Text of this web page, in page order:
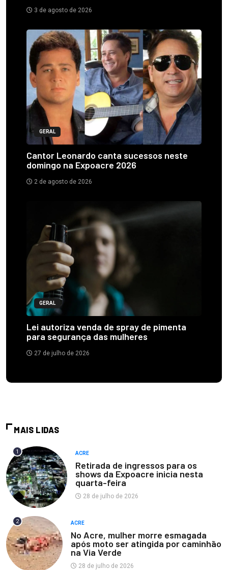
3 de agosto de 2026
GERAL
Cantor Leonardo canta sucessos neste
domingo na Expoacre 2026
2 de agosto de 2026
GERAL
Lei autoriza venda de spray de pimenta
para segurança das mulheres
27 de julho de 2026
MAIS LIDAS
1 ACRE
Retirada de ingressos para os
shows da Expoacre inicia nesta
quarta-feira
28 de julho de 2026
2 ACRE
No Acre, mulher morre esmagada
após moto ser atingida por caminhão
na Via Verde
28 de julho de 2026